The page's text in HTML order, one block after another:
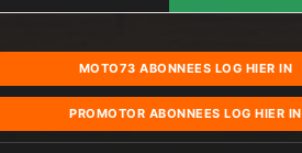
MOTO73 ABONNEES LOG HIER IN
PROMOTOR ABONNEES LOG HIER IN